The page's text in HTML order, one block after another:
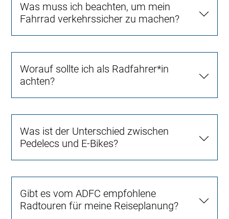
Was muss ich beachten, um mein
Fahrrad verkehrssicher zu machen?
Worauf sollte ich als Radfahrer*in
achten?
Was ist der Unterschied zwischen
Pedelecs und E-Bikes?
Gibt es vom ADFC empfohlene
Radtouren für meine Reiseplanung?